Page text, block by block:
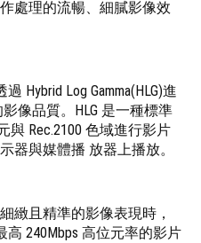
處理的流暢、細膩影像效
過 Hybrid Log Gamma(HLG)進
像品質。HLG 是一種標準
與 Rec.2100 色域進行影片
器與媒體播 放器上播放。
緻且精準的影像表現時，
高 240Mbps 高位元率的影片